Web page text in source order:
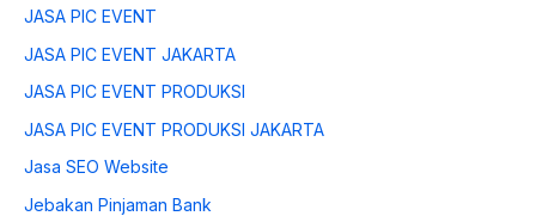
JASA PIC EVENT
JASA PIC EVENT JAKARTA
JASA PIC EVENT PRODUKSI
JASA PIC EVENT PRODUKSI JAKARTA
Jasa SEO Website
Jebakan Pinjaman Bank